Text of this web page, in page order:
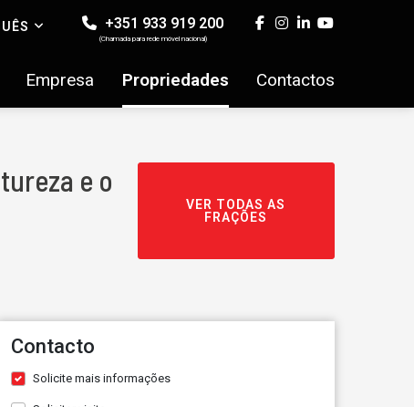
+351 933 919 200
(Chamada para rede móvel nacional)
Empresa Propriedades Contactos
e o
VER TODAS AS
FRAÇÕES
Contacto
Solicite mais informações